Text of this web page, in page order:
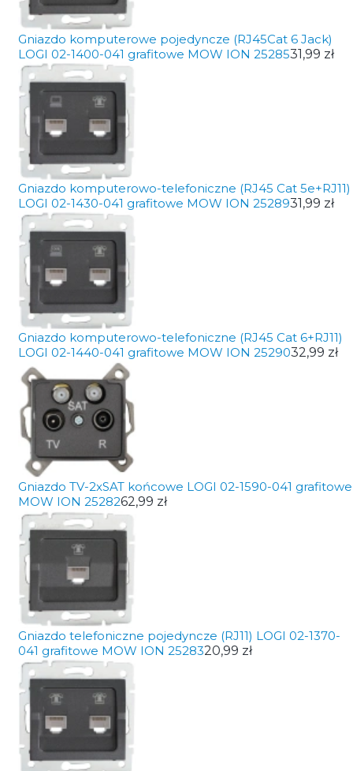
Gniazdo komputerowe pojedyncze (RJ45Cat 6 Jack)
LOGI 02-1400-041 grafitowe MOW ION 2528531,99 zł
Gniazdo komputerowo-telefoniczne (RJ45 Cat 5e+RJ11)
LOGI 02-1430-041 grafitowe MOW ION 2528931,99 zł
Gniazdo komputerowo-telefoniczne (RJ45 Cat 6+RJ11)
LOGI 02-1440-041 grafitowe MOW ION 2529032,99 zł
Gniazdo TV-2xSAT końcowe LOGI 02-1590-041 grafitowe
MOW ION 2528262,99 zł
Gniazdo telefoniczne pojedyncze (RJ11) LOGI 02-1370-
041 grafitowe MOW ION 2528320,99 zł